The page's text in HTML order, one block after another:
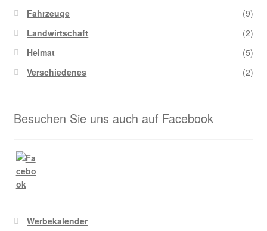
Fahrzeuge
(9)
Landwirtschaft
(2)
Heimat
(5)
Verschiedenes
(2)
Besuchen Sie uns auch auf Facebook
Werbekalender